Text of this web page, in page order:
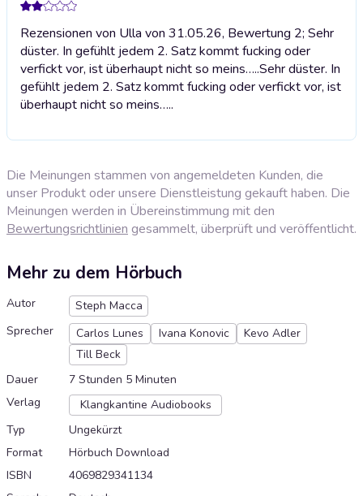
Rezensionen von Ulla von 31.05.26, Bewertung 2; Sehr
düster. In gefühlt jedem 2. Satz kommt fucking oder
verfickt vor, ist überhaupt nicht so meins…..Sehr düster. In
gefühlt jedem 2. Satz kommt fucking oder verfickt vor, ist
überhaupt nicht so meins…..
Die Meinungen stammen von angemeldeten Kunden, die
unser Produkt oder unsere Dienstleistung gekauft haben. Die
Meinungen werden in Übereinstimmung mit den
Bewertungsrichtlinien gesammelt, überprüft und veröffentlicht.
Mehr zu dem Hörbuch
Autor
Steph Macca
Sprecher
Carlos Lunes Ivana Konovic
Kevo Adler
Till Beck
Dauer
7 Stunden 5 Minuten
Verlag
Klangkantine Audiobooks
Typ
Ungekürzt
Format
Hörbuch Download
ISBN
4069829341134